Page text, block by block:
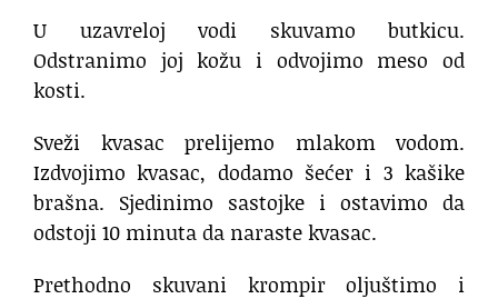
U uzavreloj vodi skuvamo butkicu.
Odstranimo joj kožu i odvojimo meso od
kosti.
Sveži kvasac prelijemo mlakom vodom.
Izdvojimo kvasac, dodamo šećer i 3 kašike
brašna. Sjedinimo sastojke i ostavimo da
odstoji 10 minuta da naraste kvasac.
Prethodno skuvani krompir oljuštimo i